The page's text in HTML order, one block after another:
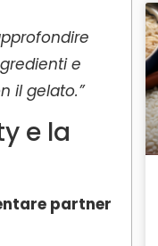
e
il gelato.”
e la
partner